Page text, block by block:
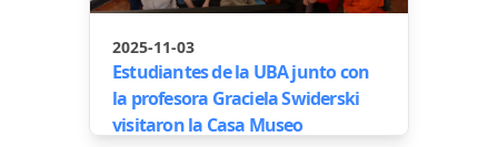
2025-11-03
Estudiantes de la UBA junto con
la profesora Graciela Swiderski
visitaron la Casa Museo